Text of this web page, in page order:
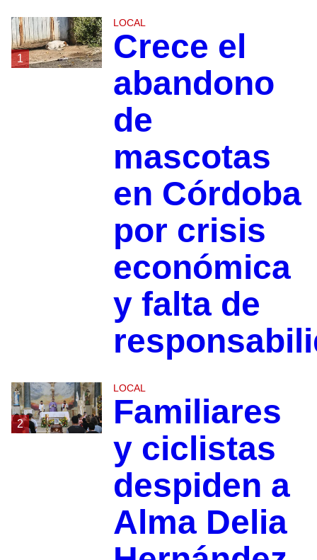
1
LOCAL
Crece el
abandono
de
mascotas
en Córdoba
por crisis
económica
y falta de
2
LOCAL
Familiares
y ciclistas
despiden a
Alma Delia